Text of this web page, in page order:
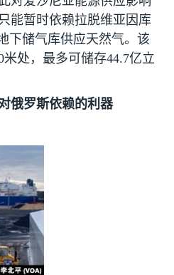
能暂时依赖拉脱维亚因库
下储气库供应天然气。该
米处，最多可储存44.7亿立
俄罗斯依赖的利器